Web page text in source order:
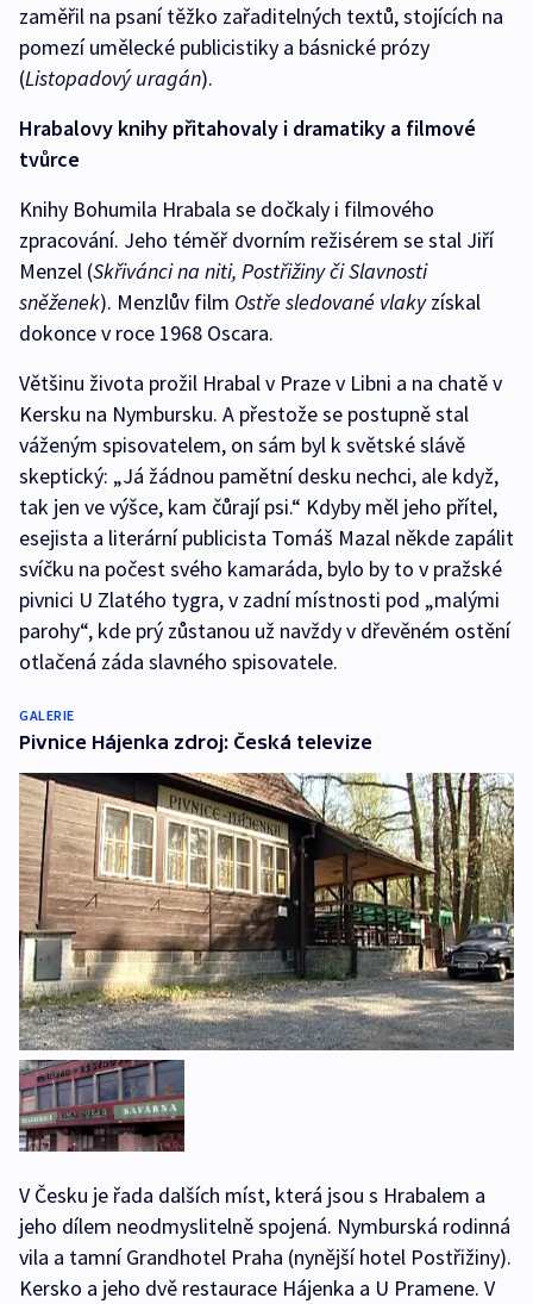
zaměřil na psaní těžko zařaditelných textů, stojících na
pomezí umělecké publicistiky a básnické prózy
(Listopadový uragán).
Hrabalovy knihy přitahovaly i dramatiky a filmové
tvůrce
Knihy Bohumila Hrabala se dočkaly i filmového
zpracování. Jeho téměř dvorním režisérem se stal Jiří
Menzel (Skřivánci na niti, Postřižiny či Slavnosti
sněženek). Menzlův film Ostře sledované vlakyzískal
dokonce v roce 1968 Oscara.
Většinu života prožil Hrabal v Praze v Libni a na chatě v
Kersku na Nymbursku. A přestože se postupně stal
váženým spisovatelem, on sám byl k světské slávě
skeptický: „Já žádnou pamětní desku nechci, ale když,
tak jen ve výšce, kam čůrají psi.“ Kdyby měl jeho přítel,
esejista a literární publicista Tomáš Mazal někde zapálit
svíčku na počest svého kamaráda, bylo by to v pražské
pivnici U Zlatého tygra, v zadní místnosti pod „malými
parohy“, kde prý zůstanou už navždy v dřevěném ostění
otlačená záda slavného spisovatele.
GALERIE
Pivnice Hájenka zdroj: Česká televize
V Česku je řada dalších míst, která jsou s Hrabalem a
jeho dílem neodmyslitelně spojená. Nymburská rodinná
vila a tamní Grandhotel Praha (nynější hotel Postřižiny).
Kersko a jeho dvě restaurace Hájenka a U Pramene. V